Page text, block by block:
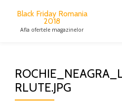
Black Friday Romania
2018
Afla ofertele magazinelor
RLUTE.JPG